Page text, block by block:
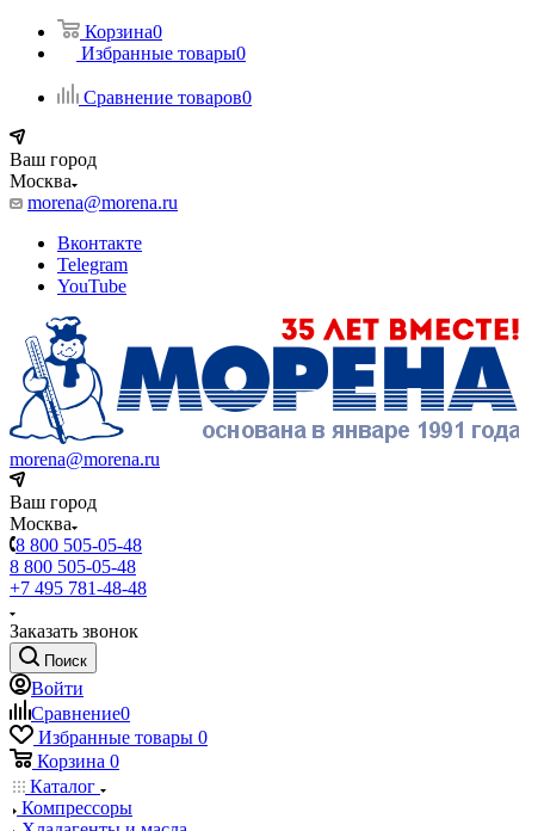
Корзина0
Избранные товары0
Сравнение товаров0
Ваш город
Москва
morena@morena.ru
Вконтакте
Telegram
YouTube
morena@morena.ru
Ваш город
Москва
8 800 505-05-48
8 800 505-05-48
+7 495 781-48-48
Заказать звонок
Поиск
Войти
Сравнение0
Избранные товары 0
Корзина 0
Каталог
Компрессоры